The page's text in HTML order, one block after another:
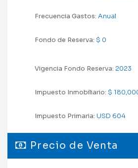
Frecuencia Gastos: Anual
Fondo de Reserva: $ 0
Vigencia Fondo Reserva: 2023
Impuesto Inmobiliario: $
Impuesto Primaria: USD 604
Precio de Venta